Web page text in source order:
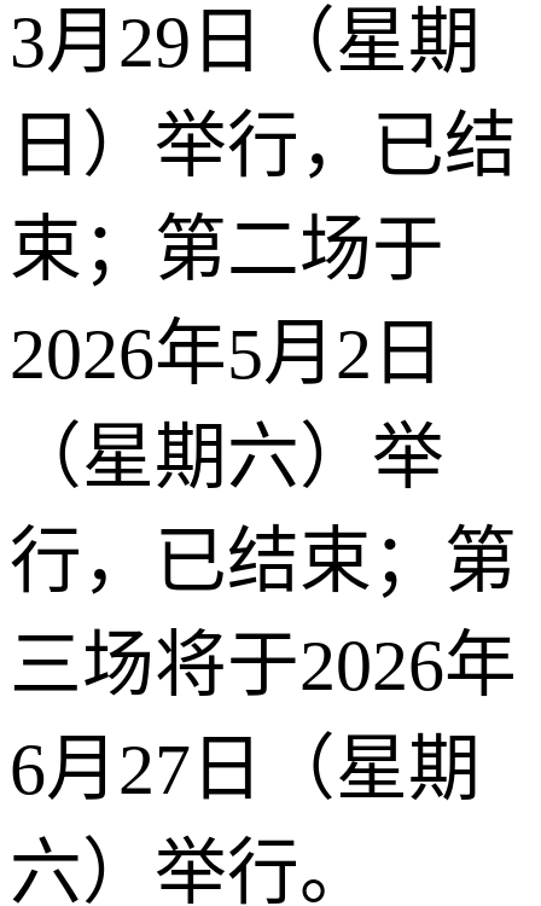
3月29日（星期
日）举行，已结
束；第二场于
2026年5月2日
（星期六）举
行，已结束；第
三场将于2026年
6月27日（星期
六）举行。